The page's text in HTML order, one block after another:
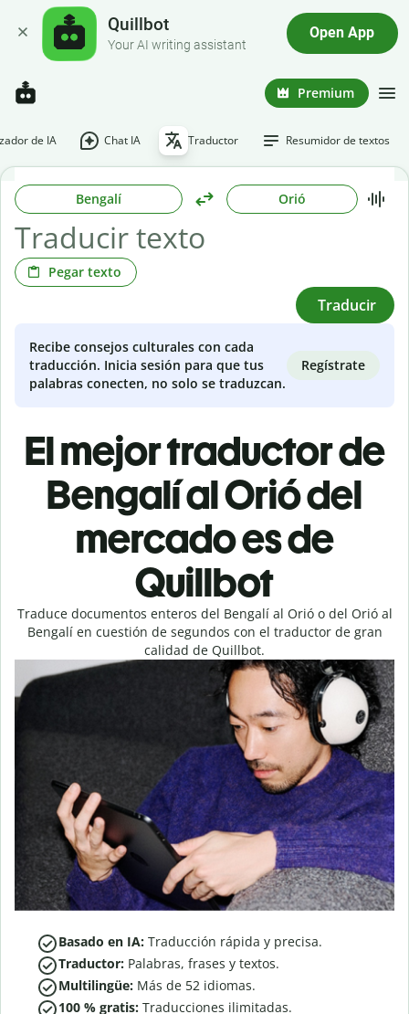
Quillbot
Your AI writing assistant
Open App
Premium
de IA Chat IA Traductor Resumidor de textos
Bengalí Orió
Pegar texto
Traducir
Recibe consejos culturales con cada
traducción. Inicia sesión para que tus
palabras conecten, no solo se traduzcan.
Regístrate
El mejor traductor de
Bengalí al Orió del
mercado es de
Quillbot
Traduce documentos enteros del Bengalí al Orió o del Orió al
Bengalí en cuestión de segundos con el traductor de gran
calidad de Quillbot.
Basado en IA: Traducción rápida y precisa.
Traductor: Palabras, frases y textos.
Multilingüe: Más de 52 idiomas.
100 % gratis: Traducciones ilimitadas.